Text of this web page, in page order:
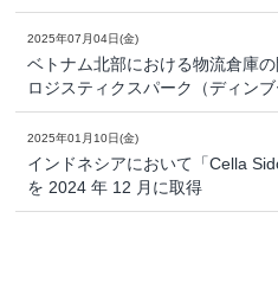
2025年07月04日(金)
ベトナム北部における物流倉庫
ロジスティクスパーク（ディン
2025年01月10日(金)
インドネシアにおいて「Cella
を 2024 年 12 月に取得